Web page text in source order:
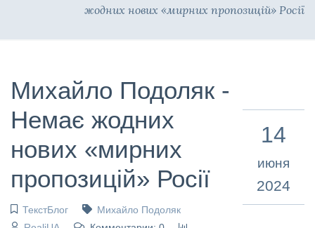
жодних нових «мирних пропозицій» Росії
Михайло Подоляк -
Немає жодних
нових «мирних
пропозицій» Росії
ТекстБлог
Михайло Подоляк
14
июня
2024